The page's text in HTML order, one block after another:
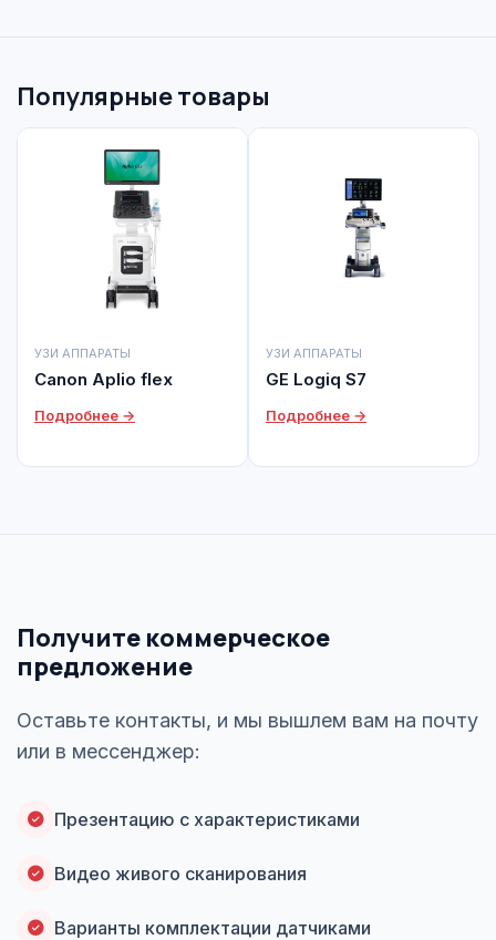
Популярные товары
УЗИ АППАРАТЫ
Canon Aplio flex
Подробнее →
УЗИ АППАРАТЫ
GE Logiq S7
Подробнее →
Получите коммерческое
предложение
Оставьте контакты, и мы вышлем вам на почту
или в мессенджер:
Презентацию с характеристиками
Видео живого сканирования
Варианты комплектации датчиками